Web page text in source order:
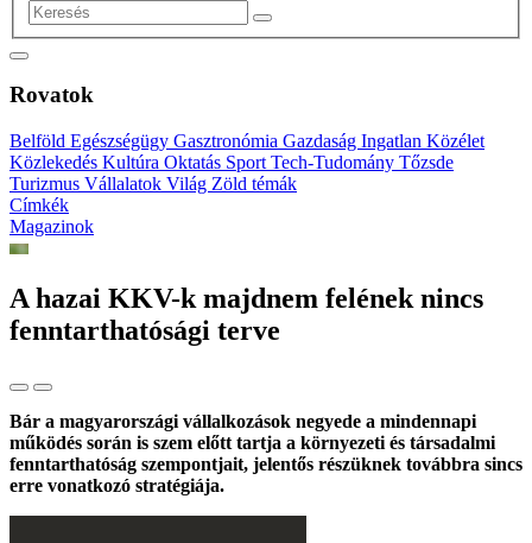
Rovatok
Belföld Egészségügy Gasztronómia Gazdaság Ingatlan Közélet
Közlekedés Kultúra Oktatás Sport Tech-Tudomány Tőzsde
Turizmus Vállalatok Világ Zöld témák
Címkék
Magazinok
A hazai KKV-k majdnem felének nincs
fenntarthatósági terve
Bár a magyarországi vállalkozások negyede a mindennapi
működés során is szem előtt tartja a környezeti és társadalmi
fenntarthatóság szempontjait, jelentős részüknek továbbra sincs
erre vonatkozó stratégiája.